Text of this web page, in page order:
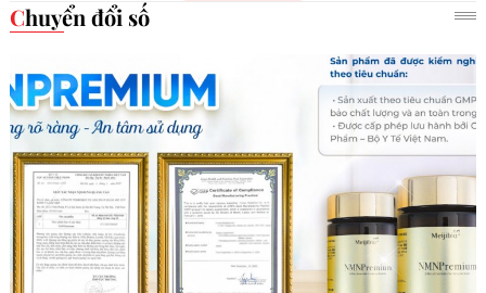
Chuyển đổi số